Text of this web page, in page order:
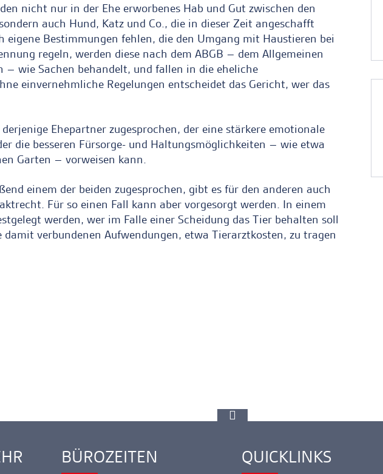
nicht nur in der Ehe erworbenes Hab und Gut zwischen den
auch Hund, Katz und Co., die in dieser Zeit angeschafft
eigene Bestimmungen fehlen, die den Umgang mit Haustieren bei
regeln, werden diese nach dem ABGB – dem Allgemeinen
– wie Sachen behandelt, und fallen in die eheliche
einvernehmliche Regelungen entscheidet das Gericht, wer das
Ehepartner zugesprochen, der eine stärkere emotionale
die besseren Fürsorge- und Haltungsmöglichkeiten – wie etwa
Garten – vorweisen kann.
einem der beiden zugesprochen, gibt es für den anderen auch
Für so einen Fall kann aber vorgesorgt werden. In einem
werden, wer im Falle einer Scheidung das Tier behalten soll
damit verbundenen Aufwendungen, etwa Tierarztkosten, zu tragen
Ankerlink
BÜROZEITEN Ankerlink
QUICKLINKS
zur